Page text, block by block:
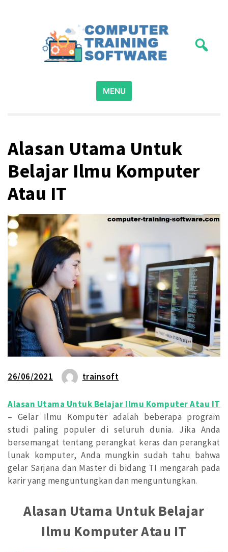
Panduan Pelatihan
Pemakaian Software
Komputer
panduan program pelatihan komputer dasar, dijamin
bisa menguasai penggunaan komputer dalam waktu
Search
for:
MENU
Alasan Utama Untuk
Belajar Ilmu Komputer
Atau IT
26/06/2021 trainsoft
Alasan Utama Untuk Belajar Ilmu Komputer Atau IT
– Gelar Ilmu Komputer adalah beberapa program
studi paling populer di seluruh dunia. Jika Anda
bersemangat tentang perangkat keras dan perangkat
lunak komputer, Anda mungkin sudah tahu bahwa
gelar Sarjana dan Master di bidang TI mengarah pada
karir yang menguntungkan dan menguntungkan.
Alasan Utama Untuk Belajar
Ilmu Komputer Atau IT